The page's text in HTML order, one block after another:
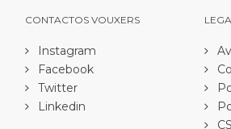
CONTACTOS VOUXERS
Instagram
Facebook
Twitter
Linkedin